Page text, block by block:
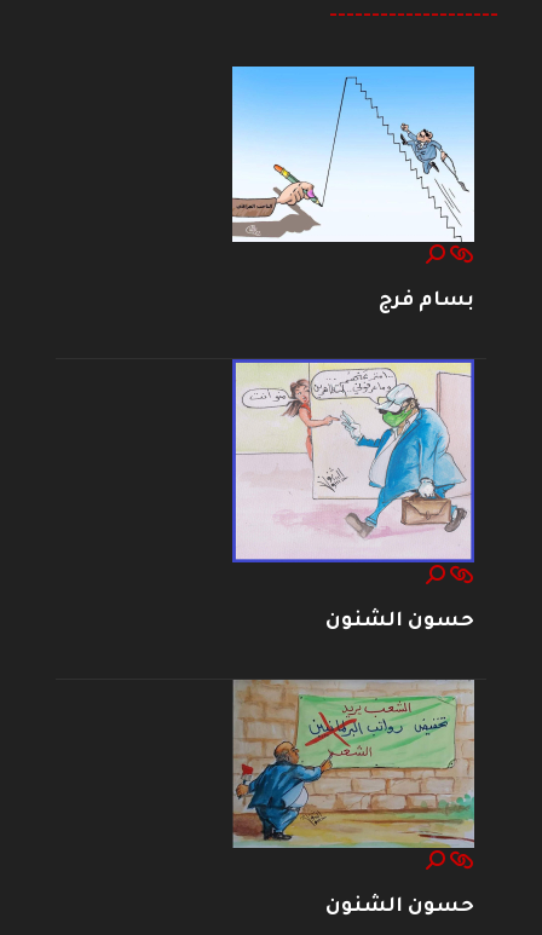
--------------------
بسام فرج
حسون الشنون
حسون الشنون